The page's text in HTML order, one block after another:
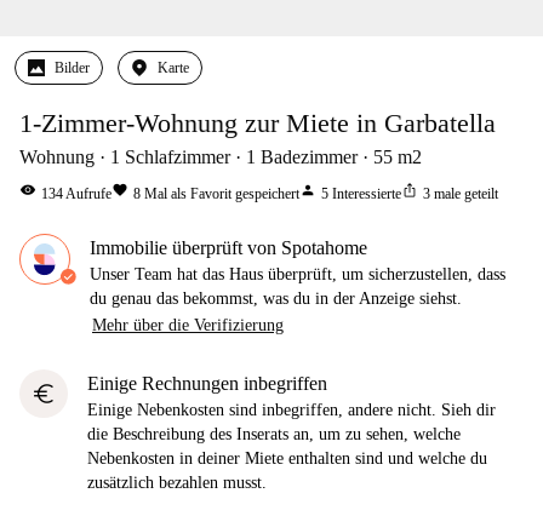
Bilder Karte
1-Zimmer-Wohnung zur Miete in Garbatella
Wohnung 1 Schlafzimmer 1 Badezimmer 55 m2
visibility 134Aufrufefavorite 8 Mal als Favorit gespeichertperson 5 Interessierteios_share 3 male geteilt
Immobilie überprüft von Spotahome
Unser Team hat das Haus überprüft, um sicherzustellen, dass
du genau das bekommst, was du in der Anzeige siehst.
Mehr über die Verifizierung
euro Einige Rechnungen inbegriffen
Einige Nebenkosten sind inbegriffen, andere nicht. Sieh dir
die Beschreibung des Inserats an, um zu sehen, welche
Nebenkosten in deiner Miete enthalten sind und welche du
zusätzlich bezahlen musst.